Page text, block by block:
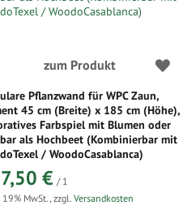
zum Produkt
Pflanzwand für WPC Zaun,
45 cm (Breite) x 185 cm (Höhe),
Farbspiel mit Blumen oder
als Hochbeet (Kombinierbar mit
/ WoodoCasablanca)
€ / 1
MwSt., zzgl. Versandkosten